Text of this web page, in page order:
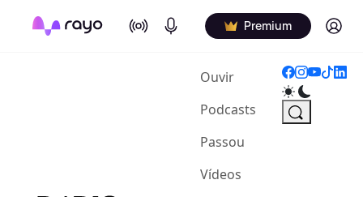
On Air Podcasts Premium Log in
Ouvir(current)
Podcasts
Passou
Vídeos